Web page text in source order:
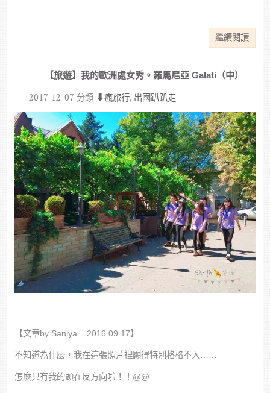
繼續閱讀
【旅遊】我的歐洲處女秀。羅馬尼亞 Galati（中）
2017-12-07 分類 ⬇︎瘋旅行, 出國趴趴走
【文章by Saniya__2016.09.17】
不知道為什麼，我在這張照片裡顯得特別格格不入……
怎麼只有我的頭在反方向啦！！@@